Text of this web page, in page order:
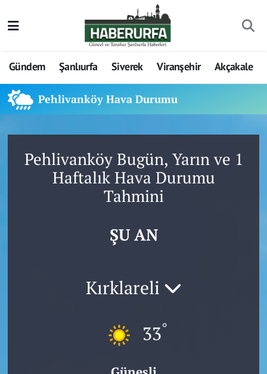
Gündem Şanlıurfa Siverek Viranşehir Akçakale
Pehlivanköy Hava Durumu
Pehlivanköy Bugün, Yarın ve 1
Haftalık Hava Durumu
Tahmini
ŞU AN
Kırklareli
33°